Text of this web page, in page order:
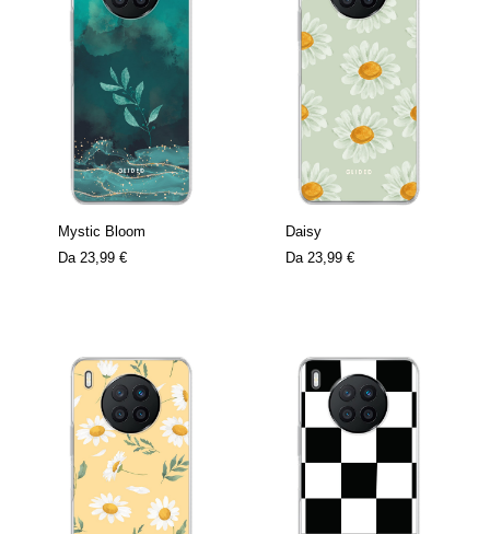
Mystic Bloom
Da 23,99 €
Daisy
Da 23,99 €